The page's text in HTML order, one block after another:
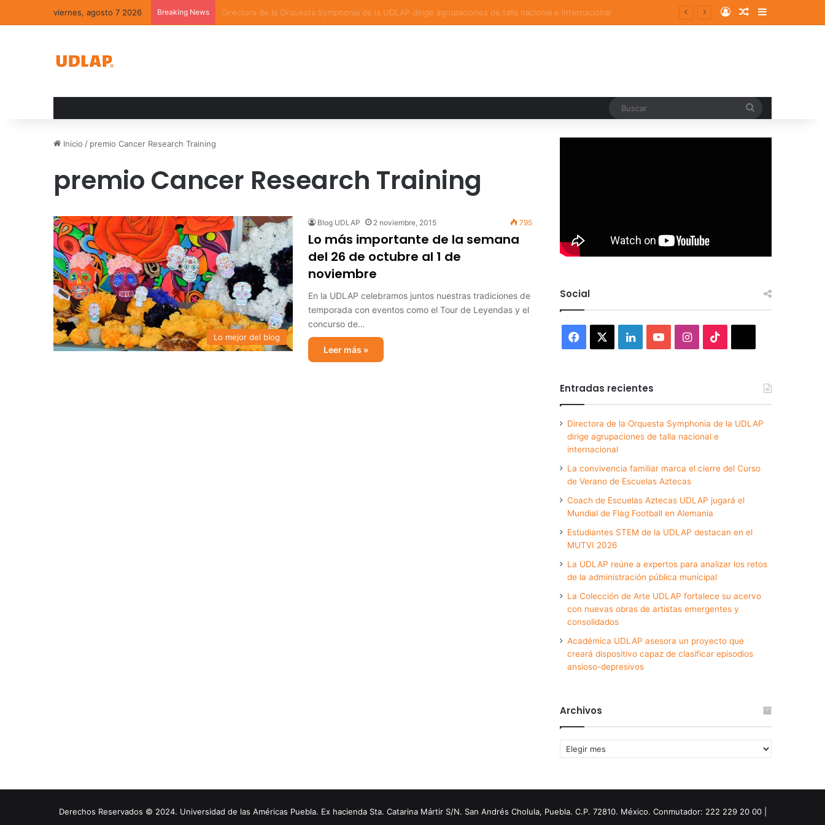
viernes, agosto 7 2026 Breaking News La convivencia familiar marca el cierre del Curso de Verano de Escuelas Aztecas Log InRandom Article
Sidebar
Inicio / premio Cancer Research Training
premio Cancer Research Training
Lo mejor del blog
Blog UDLAP 2 noviembre, 2015 795
Lo más importante de la semana
del 26 de octubre al 1 de
noviembre
En la UDLAP celebramos juntos nuestras tradiciones de
temporada con eventos como el Tour de Leyendas y el
concurso de…
Leer más »
Social
Facebook LinkedInYouTubeInstagram
Entradas recientes
Directora de la Orquesta Symphonia de la UDLAP
dirige agrupaciones de talla nacional e
internacional
La convivencia familiar marca el cierre del Curso
de Verano de Escuelas Aztecas
Coach de Escuelas Aztecas UDLAP jugará el
Mundial de Flag Football en Alemania
Estudiantes STEM de la UDLAP destacan en el
MUTVI 2026
La UDLAP reúne a expertos para analizar los retos
de la administración pública municipal
La Colección de Arte UDLAP fortalece su acervo
con nuevas obras de artistas emergentes y
consolidados
Académica UDLAP asesora un proyecto que
creará dispositivo capaz de clasificar episodios
ansioso-depresivos
Archivos
Archivos
Derechos Reservados © 2024. Universidad de las Américas Puebla. Ex hacienda Sta. Catarina Mártir S/N. San Andrés Cholula, Puebla. C.P. 72810. México. Conmutador: 222 229 20 00 |